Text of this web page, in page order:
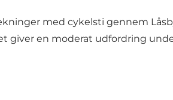
med cykelsti gennem
giver en moderat udfordring